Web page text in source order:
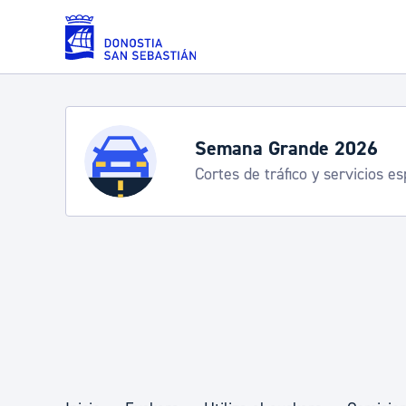
Saltar al contenido principal
Servicios
Padrón y asuntos personales
Semana Grande 2026
Cortes de tráfico y servicios